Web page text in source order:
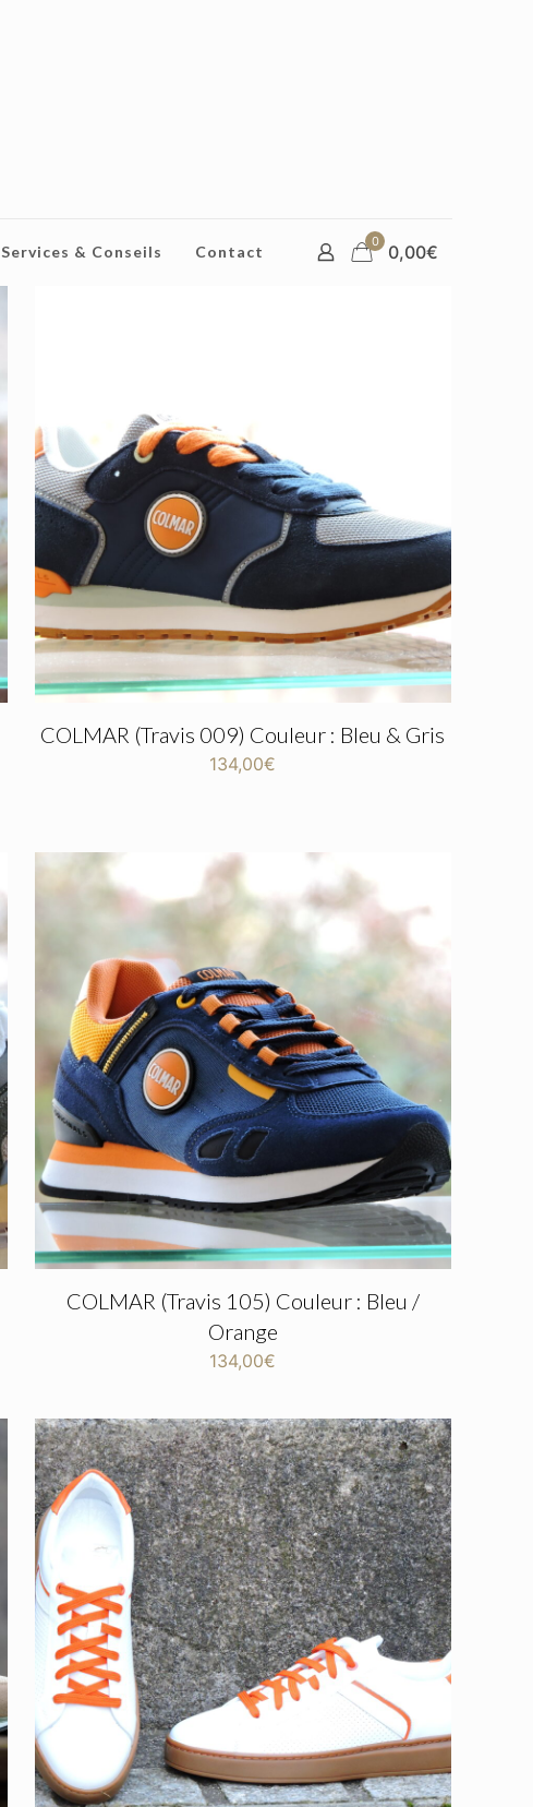
Services & Conseils Contact
0 0,00€
COLMAR (Travis 009) Couleur : Bleu & Gris
134,00€
COLMAR (Travis 105) Couleur : Bleu /
Orange
134,00€